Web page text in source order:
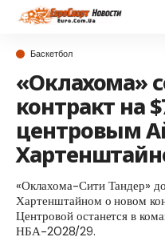
Баскетбол
«Оклахома»
контракт на
центровым
«Оклахома-Сити Тандер»
Хартенштайном о новом
Центровой останется в
НБА-2028/29.